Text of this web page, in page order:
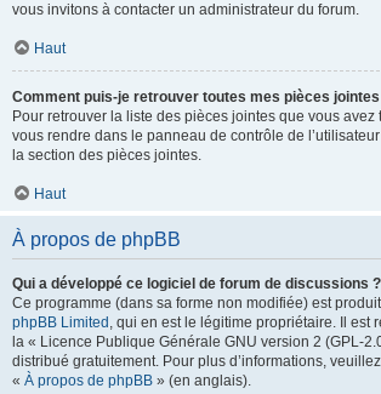
vous invitons à contacter un administrateur du forum.
Haut
Comment puis-je retrouver toutes mes pièces
Pour retrouver la liste des pièces jointes que vous
vous rendre dans le panneau de contrôle de
la section des pièces jointes.
Haut
À propos de phpBB
Qui a développé ce logiciel de forum de discussions ?
Ce programme (dans sa forme non modifiée) est
phpBB Limited , qui en est le légitime propriétaire. Il est
la « Licence Publique Générale GNU version 2 (GPL-
distribué gratuitement. Pour plus d’informations,
« À propos de phpBB » (en anglais).